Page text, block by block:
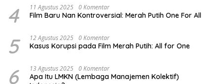
4 11 Agustus 2025 0 Komentar
Film Baru Nan Kontroversial: Merah Putih One For All
5 12 Agustus 2025 0 Komentar
Kasus Korupsi pada Film Merah Putih: All for One
6 13 Agustus 2025 0 Komentar
Apa Itu LMKN (Lembaga Manajemen Kolektif)